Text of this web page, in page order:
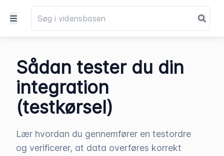
Sådan tester du din
integration
(testkørsel)
Lær hvordan du gennemfører en testordre
og verificerer, at data overføres korrekt